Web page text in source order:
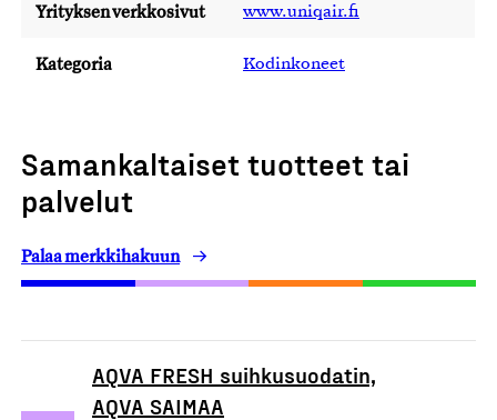
Yrityksen verkkosivut www.uniqair.fi
Kategoria Kodinkoneet
Samankaltaiset tuotteet tai
palvelut
Palaa merkkihakuun
AQVA FRESH suihkusuodatin,
AQVA SAIMAA